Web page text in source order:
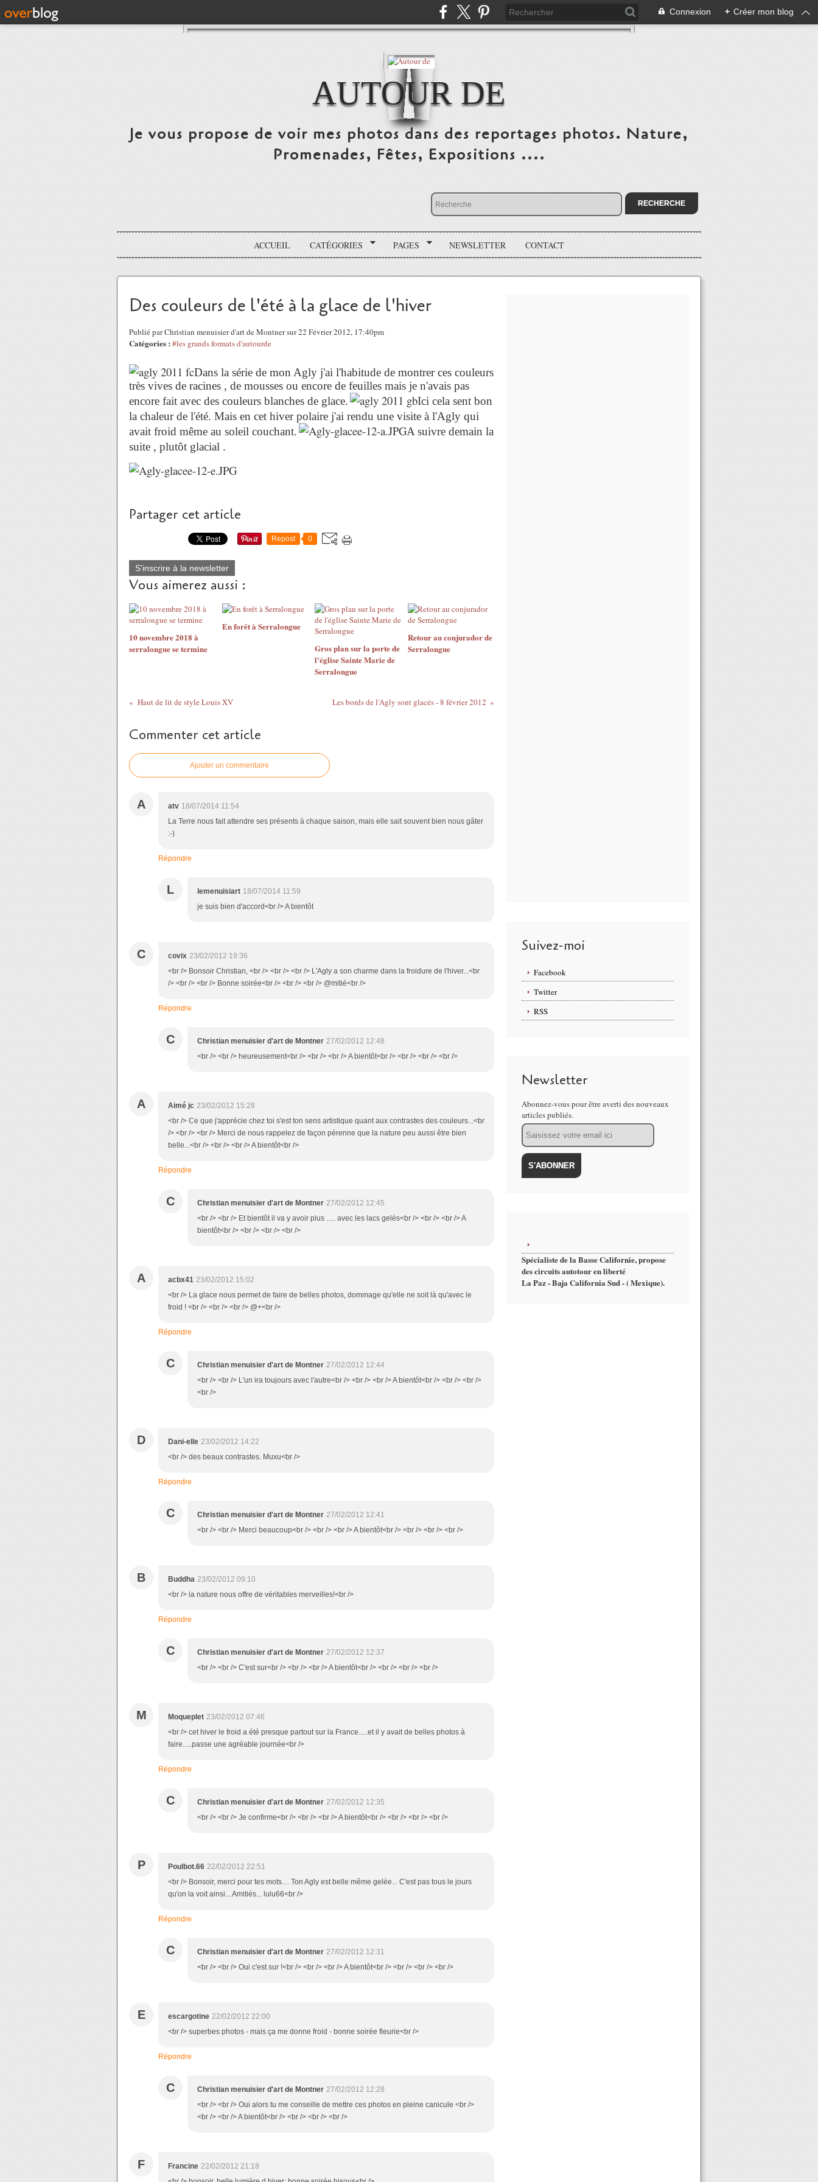
Connexion + Créer mon blog
AUTOUR DE
Je vous propose de voir mes photos dans des reportages photos. Nature,
Promenades, Fêtes, Expositions ....
ACCUEIL CATÉGORIES PAGES NEWSLETTER CONTACT
Des couleurs de l'été à la glace de l'hiver
Publié par Christian menuisier d'art de Montner sur 22 Février 2012, 17:40pm
Catégories : #les grands formats d'autourde
Dans la série de mon Agly j'ai l'habitude de montrer ces couleurs
très vives de racines , de mousses ou encore de feuilles mais je n'avais pas
encore fait avec des couleurs blanches de glace.
Ici cela sent bon
la chaleur de l'été. Mais en cet hiver polaire j'ai rendu une visite à l'Agly qui
avait froid même au soleil couchant.
A suivre demain la
suite , plutôt glacial .
Partager cet article
Repost 0
S'inscrire à la newsletter
Vous aimerez aussi :
10 novembre 2018 à
serralongue se termine
En forêt à Serralongue
Gros plan sur la porte de
l'église Sainte Marie de
Serralongue
Retour au conjurador de
Serralongue
Haut de lit de style Louis XV Les bords de l'Agly sont glacés - 8 février 2012
Commenter cet article
Ajouter un commentaire
A atv 18/07/2014 11:54
La Terre nous fait attendre ses présents à chaque saison, mais elle sait souvent bien nous gâter
:-)
Répondre
L lemenuisiart 18/07/2014 11:59
je suis bien d'accord<br /> A bientôt
C covix 23/02/2012 19:36
<br /> Bonsoir Christian, <br /> <br /> <br /> L'Agly a son charme dans la froidure de l'hiver...<br
/> <br /> <br /> Bonne soirée<br /> <br /> <br /> @mitié<br />
Répondre
C Christian menuisier d'art de Montner 27/02/2012 12:48
<br /> <br /> heureusement<br /> <br /> <br /> A bientôt<br /> <br /> <br /> <br />
A Aimé jc 23/02/2012 15:28
<br /> Ce que j'apprécie chez toi s'est ton sens artistique quant aux contrastes des couleurs...<br
/> <br /> <br /> Merci de nous rappelez de façon pérenne que la nature peu aussi être bien
belle...<br /> <br /> <br /> A bientôt<br />
Répondre
C Christian menuisier d'art de Montner 27/02/2012 12:45
<br /> <br /> Et bientôt il va y avoir plus ..... avec les lacs gelés<br /> <br /> <br /> A
bientôt<br /> <br /> <br /> <br />
A acbx41 23/02/2012 15:02
<br /> La glace nous permet de faire de belles photos, dommage qu'elle ne soit là qu'avec le
froid ! <br /> <br /> <br /> @+<br />
Répondre
C Christian menuisier d'art de Montner 27/02/2012 12:44
<br /> <br /> L'un ira toujours avec l'autre<br /> <br /> <br /> A bientôt<br /> <br /> <br />
<br />
D Dani-elle 23/02/2012 14:22
<br /> des beaux contrastes. Muxu<br />
Répondre
C Christian menuisier d'art de Montner 27/02/2012 12:41
<br /> <br /> Merci beaucoup<br /> <br /> <br /> A bientôt<br /> <br /> <br /> <br />
B Buddha 23/02/2012 09:10
<br /> la nature nous offre de véritables merveilles!<br />
Répondre
C Christian menuisier d'art de Montner 27/02/2012 12:37
<br /> <br /> C'est sur<br /> <br /> <br /> A bientôt<br /> <br /> <br /> <br />
M Moqueplet 23/02/2012 07:46
<br /> cet hiver le froid a été presque partout sur la France.....et il y avait de belles photos à
faire.....passe une agréable journée<br />
Répondre
C Christian menuisier d'art de Montner 27/02/2012 12:35
<br /> <br /> Je confirme<br /> <br /> <br /> A bientôt<br /> <br /> <br /> <br />
P Poulbot.66 22/02/2012 22:51
<br /> Bonsoir, merci pour tes mots.... Ton Agly est belle même gelée... C'est pas tous le jours
qu'on la voit ainsi... Amitiés... lulu66<br />
Répondre
C Christian menuisier d'art de Montner 27/02/2012 12:31
<br /> <br /> Oui c'est sur !<br /> <br /> <br /> A bientôt<br /> <br /> <br /> <br />
E escargotine 22/02/2012 22:00
<br /> superbes photos - mais ça me donne froid - bonne soirée fleurie<br />
Répondre
C Christian menuisier d'art de Montner 27/02/2012 12:28
<br /> <br /> Oui alors tu me conseille de mettre ces photos en pleine canicule <br />
<br /> <br /> A bientôt<br /> <br /> <br /> <br />
F Francine 22/02/2012 21:18
Suivez-moi
Facebook
Twitter
RSS
Newsletter
Abonnez-vous pour être averti des nouveaux
articles publiés.
Email
Spécialiste de la Basse Californie, propose
des circuits autotour en liberté
La Paz - Baja California Sud - ( Mexique).